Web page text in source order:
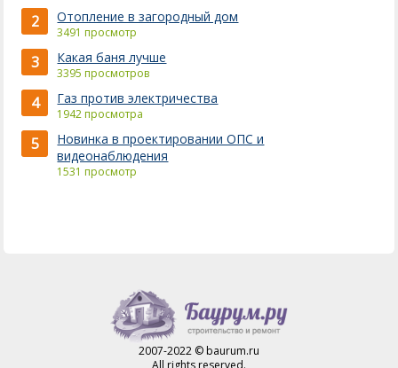
2 Отопление в загородный дом
3491 просмотр
3 Какая баня лучше
3395 просмотров
4 Газ против электричества
1942 просмотра
5
Новинка в проектировании ОПС и
видеонаблюдения
1531 просмотр
2007-2022 © baurum.ru
All rights reserved.